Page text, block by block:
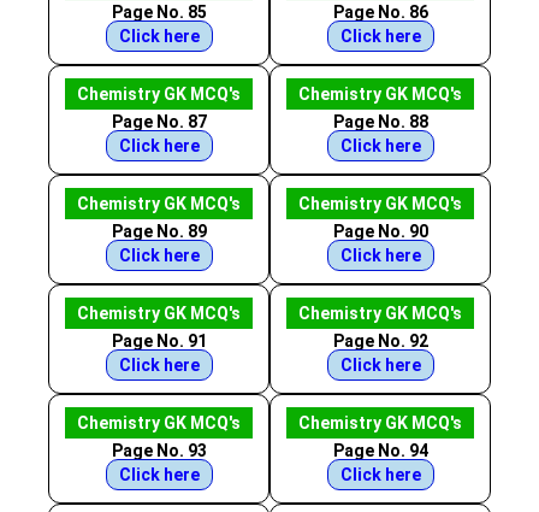
Page No. 85
Click here
Page No. 86
Click here
Chemistry GK MCQ's
Page No. 87
Click here
Chemistry GK MCQ's
Page No. 88
Click here
Chemistry GK MCQ's
Page No. 89
Click here
Chemistry GK MCQ's
Page No. 90
Click here
Chemistry GK MCQ's
Page No. 91
Click here
Chemistry GK MCQ's
Page No. 92
Click here
Chemistry GK MCQ's
Page No. 93
Click here
Chemistry GK MCQ's
Page No. 94
Click here